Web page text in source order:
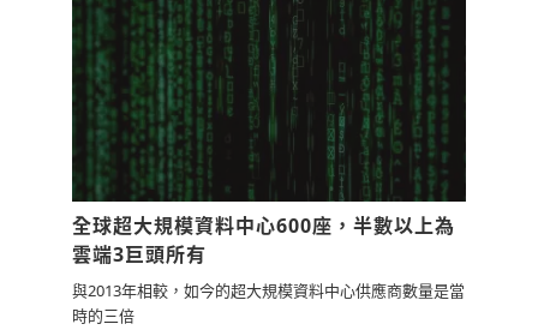
全球超大規模資料中心600座，半數以上為
雲端3巨頭所有
與2013年相較，如今的超大規模資料中心供應商數量是當
時的三倍